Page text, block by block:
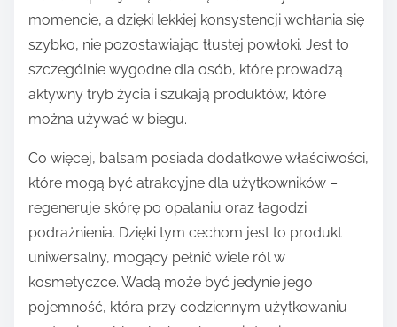
momencie, a dzięki lekkiej konsystencji wchłania się
szybko, nie pozostawiając tłustej powłoki. Jest to
szczególnie wygodne dla osób, które prowadzą
aktywny tryb życia i szukają produktów, które
można używać w biegu.
Co więcej, balsam posiada dodatkowe właściwości,
które mogą być atrakcyjne dla użytkowników –
regeneruje skórę po opalaniu oraz łagodzi
podrażnienia. Dzięki tym cechom jest to produkt
uniwersalny, mogący pełnić wiele ról w
kosmetyczce. Wadą może być jedynie jego
pojemność, która przy codziennym użytkowaniu